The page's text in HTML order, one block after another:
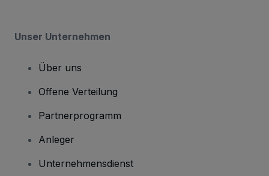
Unser Unternehmen
Über uns
Offene Verteilung
Partnerprogramm
Anleger
Unternehmensdienst